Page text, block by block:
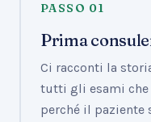
PASSO 01
Prima
Ci racconti la
tutti gli esami che
perché il paziente